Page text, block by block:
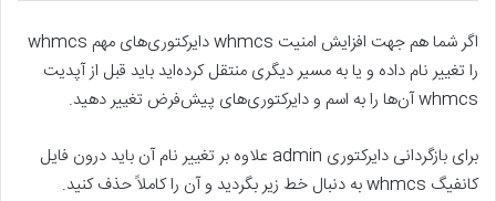
اگر شما هم جهت افزایش امنیت whmcs دایرکتوری‌های مهم whmcs
را تغییر نام داده و یا به مسیر دیگری منتقل کرده‌اید باید قبل از آپدیت
whmcs آن‌ها را به اسم و دایرکتوری‌های پیش‌فرض تغییر دهید.
برای بازگردانی دایرکتوری admin علاوه بر تغییر نام آن باید درون فایل
کانفیگ whmcs به دنبال خط زیر بگردید و آن را کاملاً حذف کنید.